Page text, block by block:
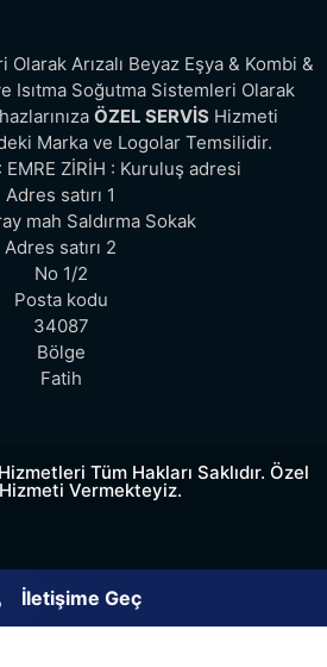
Arızalı Beyaz Eşya & Kombi &
Isıtma Soğutma Sistemleri Olarak
ÖZEL SERVİSHizmeti
Marka ve Logolar Temsilidir.
EMRE ZİRİH : Kuruluş adresi
Adres satırı 1
mah Saldırma Sokak
Adres satırı 2
No 1/2
Posta kodu
34087
Bölge
Fatih
Tüm Hakları Saklıdır. Özel
Vermekteyiz.
İletişime Geç